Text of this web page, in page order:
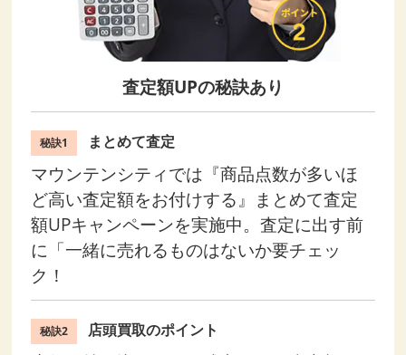
査定額UPの秘訣あり
秘訣1 まとめて査定
マウンテンシティでは『商品点数が多いほ
ど高い査定額をお付けする』まとめて査定
額UPキャンペーンを実施中。査定に出す前
に「一緒に売れるものはないか要チェッ
ク！
秘訣2 店頭買取のポイント